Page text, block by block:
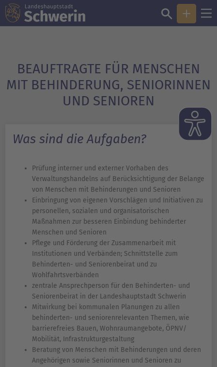
BEAUFTRAGTE FÜR MENSCHEN
MIT BEHINDERUNG, SENIORINNEN
UND SENIOREN
Was sind die Aufgaben?
Prüfung interner und externer Vorhaben des
Verwaltungshandelns auf Berücksichtigung der Belange
von Menschen mit Behinderungen und Senioren
Einbringung von eigenen Vorschlägen und Initiativen zu
personellen, sozialen und organisatorischen
Maßnahmen zur besseren Einbindung behinderter
Menschen und Senioren
Pflege und Förderung der Zusammenarbeit mit
Institutionen und Verbänden; Schnittstelle zum
Behinderten- und Seniorenbeirat und zu
Wohlfahrtsverbänden
zentrale Ansprechperson für den Behinderten- und
Seniorenbeirat in der Landeshauptstadt Schwerin
Mitwirkung bei kommunalen Planungen zu allen
behinderten- und seniorenrelevanten Themen, wie
barrierefreies Bauen, Wohnraumangebote, ÖPNV/
Mobilität, Infrastrukturgestaltung
Beratung von Menschen mit Behinderungen und deren
Angehörigen sowie Seniorinnen und Senioren zu